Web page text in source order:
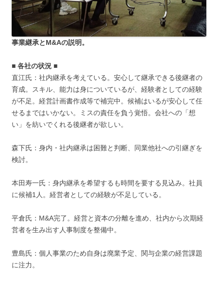
事業継承とM&Aの説明。
■ 各社の状況 ■
直江氏：社内継承を考えている。安心して継承できる後継者の
育成。スキル、能力は身についているが、経験者としての経験
が不足。経営計画書作成等で補完中。候補はいるが安心して任
せるまではいかない。ミスの責任を負う覚悟。会社への「想
い」を紡いでくれる後継者が欲しい。
森下氏：身内・社内継承は困難と判断、同業他社への引継ぎを
検討。
本田寿一氏：身内継承を希望するも時間を要する見込み。社員
に候補1人。経営者としての経験が不足している。
平倉氏：M&A完了。経営と資本の分離を進め、社内から次期経
営者を生み出す人事制度を整備中。
豊島氏：個人事業のため自身は廃業予定、関与企業の経営課題
に注力。